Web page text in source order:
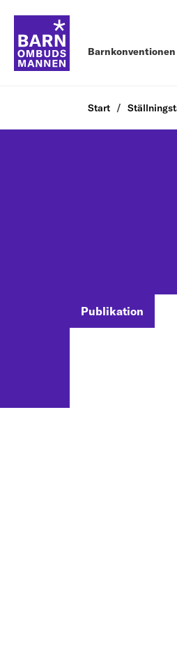
Barnkonventionen
Start
Publikation